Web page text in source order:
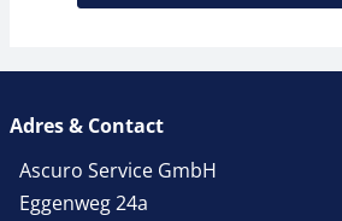
Adres & Contact
Ascuro Service GmbH
Eggenweg 24a